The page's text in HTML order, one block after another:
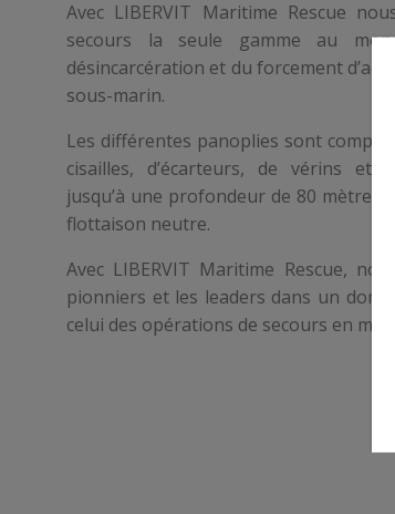
Avec LIBERVIT Maritime Rescue
secours la seule gamme au
désincarcération et du forcement
sous-marin.
Les différentes panoplies sont
cisailles, d’écarteurs, de vérins et
jusqu’à une profondeur de 80
flottaison neutre.
Avec LIBERVIT Maritime Rescue,
pionniers et les leaders dans un
celui des opérations de secours en